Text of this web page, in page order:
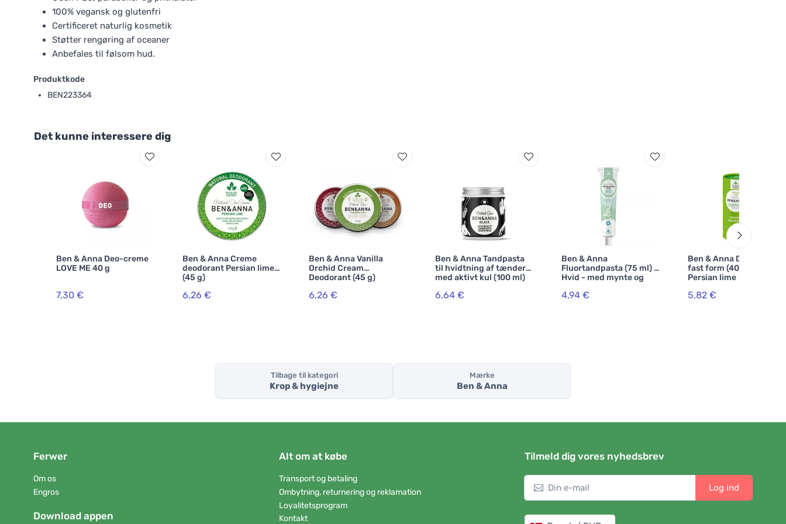
100% vegansk og glutenfri
Certificeret naturlig kosmetik
Støtter rengøring af oceaner
Anbefales til følsom hud.
Produktkode
BEN223364
Det kunne interessere dig
Ben & Anna Deo-creme
LOVE ME 40 g
7,30 €
Ben & Anna Creme
deodorant Persian lime
(45 g)
6,26 €
Ben & Anna Vanilla
Orchid Cream
Deodorant (45 g)
6,26 €
Ben & Anna Tandpasta
til hvidtning af tænder
med aktivt kul (100 ml)
6,64 €
Ben & Anna
Fluortandpasta (75 ml) -
Hvid - med mynte og
salvie
4,94 €
Ben & Anna Deodorant i
fast form (40 g) -
Persian lime
5,82 €
Tilbage til kategori
Krop & hygiejne
Mærke
Ben & Anna
Ferwer
Om os
Engros
Download appen
Alt om at købe
Transport og betaling
Ombytning, returnering og reklamation
Loyalitetsprogram
Kontakt
Tilmeld dig vores nyhedsbrev
Log ind